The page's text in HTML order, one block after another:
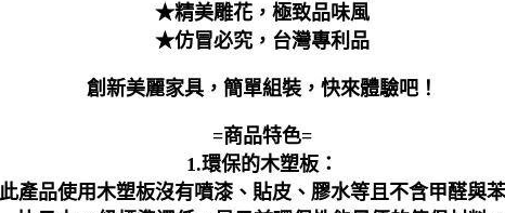
★精美雕花，極致品味風
★仿冒必究，台灣專利品
創新美麗家具，簡單組裝，快來體驗吧！
=商品特色=
1.環保的木塑板：
此產品使用木塑板沒有噴漆、貼皮、膠水等且不含甲醛與